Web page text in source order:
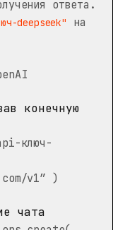
ответа.
deepseek"
на
конечную
ключ-
v1” )
чата